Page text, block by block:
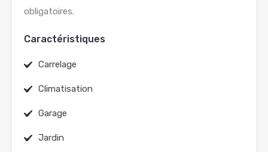
obligatoires.
Caractéristiques
Carrelage
Climatisation
Garage
Jardin